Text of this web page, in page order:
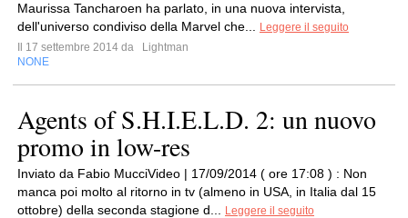
Maurissa Tancharoen ha parlato, in una nuova intervista,
dell'universo condiviso della Marvel che...
Leggere il seguito
Il 17 settembre 2014 da
Lightman
NONE
Agents of S.H.I.E.L.D. 2: un nuovo
promo in low-res
Inviato da Fabio MucciVideo | 17/09/2014 ( ore 17:08 ) : Non
manca poi molto al ritorno in tv (almeno in USA, in Italia dal 15
ottobre) della seconda stagione d...
Leggere il seguito